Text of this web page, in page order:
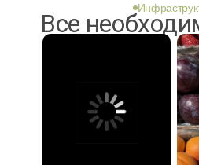
Все